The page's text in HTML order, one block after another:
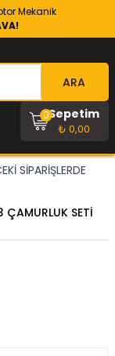
Mekanik
ARA
Sepetim
₺ 0,00
0
SİPARİŞLERDE
SETİ